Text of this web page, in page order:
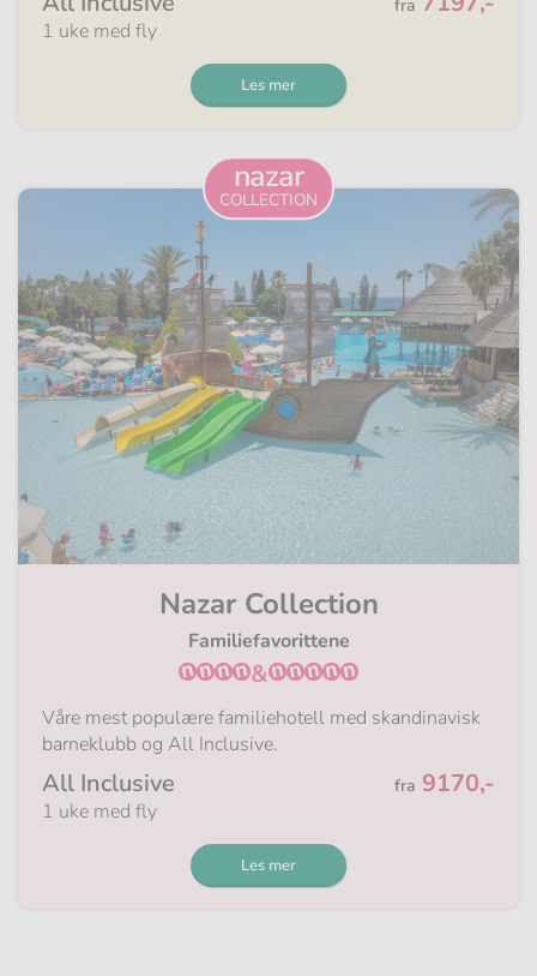
fra
1 uke med fly
Les mer
nazar
COLLECTION
Nazar Collection
Familiefavorittene
&
Våre mest populære familiehotell med skandinavisk
barneklubb og All Inclusive.
All Inclusive Fra
fra 9170,-
1 uke med fly
Les mer